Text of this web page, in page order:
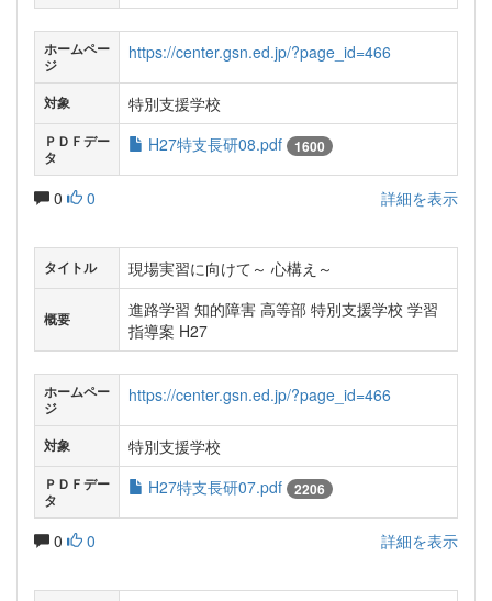
ホームペー
ジ
https://center.gsn.ed.jp/?page_id=466
対象 特別支援学校
ＰＤＦデー
タ
H27特支長研08.pdf 1600
0 0 詳細を表示
タイトル 現場実習に向けて～ 心構え～
概要
進路学習 知的障害 高等部 特別支援学校 学習
指導案 H27
ホームペー
ジ
https://center.gsn.ed.jp/?page_id=466
対象 特別支援学校
ＰＤＦデー
タ
H27特支長研07.pdf 2206
0 0 詳細を表示